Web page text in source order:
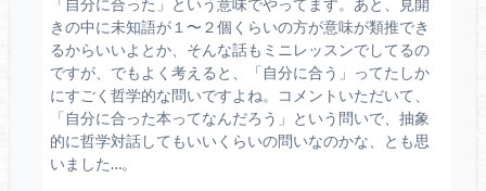
「自分に合った」という意味でやってます。あと、見開
きの中に未知語が１〜２個くらいの方が意味が類推でき
るからいいよとか、そんな話もミニレッスンでしてるの
ですが、でもよく考えると、「自分に合う」ってたしか
にすごく哲学的な問いですよね。コメントいただいて、
「自分に合った本ってなんだろう」という問いで、抽象
的に哲学対話してもいいくらいの問いなのかな、とも思
いました…。